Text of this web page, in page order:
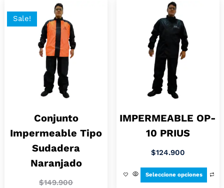
Sale!
Conjunto
Impermeable Tipo
Sudadera
Naranjado
$149.900
IMPERMEABLE OP-
10 PRIUS
$124.900
Seleccione opciones